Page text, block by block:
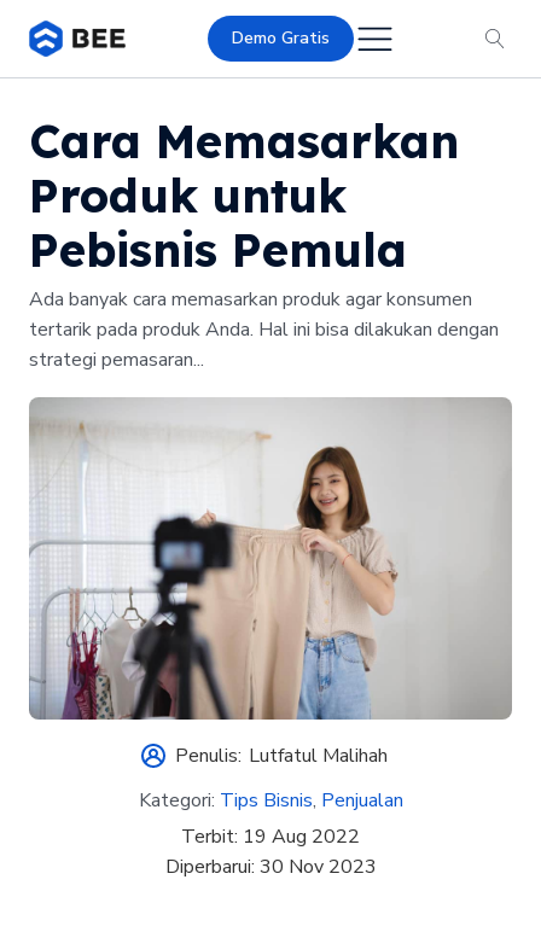
Demo Gratis
Cara Memasarkan
Produk untuk
Pebisnis Pemula
Ada banyak cara memasarkan produk agar konsumen
tertarik pada produk Anda. Hal ini bisa dilakukan dengan
strategi pemasaran...
Penulis: Lutfatul Malihah
Kategori: Tips Bisnis, Penjualan
Terbit: 19 Aug 2022
Diperbarui: 30 Nov 2023